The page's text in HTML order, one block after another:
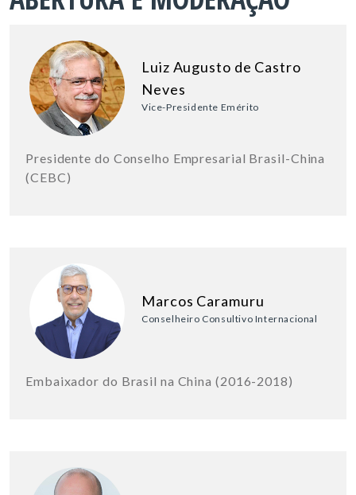
Luiz Augusto de Castro
Neves
Vice-Presidente Emérito
Presidente do Conselho Empresarial Brasil-China
(CEBC)
Marcos Caramuru
Conselheiro Consultivo Internacional
Embaixador do Brasil na China (2016-2018)